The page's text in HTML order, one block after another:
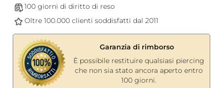
100 giorni di diritto di reso
Oltre 100.000 clienti soddisfatti dal 2011
Garanzia di rimborso
È possibile restituire qualsiasi piercing
che non sia stato ancora aperto entro
100 giorni.